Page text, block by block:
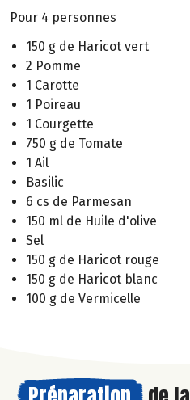
Pour 4 personnes
150 g de Haricot vert
2 Pomme
1 Carotte
1 Poireau
1 Courgette
750 g de Tomate
1 Ail
Basilic
6 cs de Parmesan
150 ml de Huile d'olive
Sel
150 g de Haricot rouge
150 g de Haricot blanc
100 g de Vermicelle